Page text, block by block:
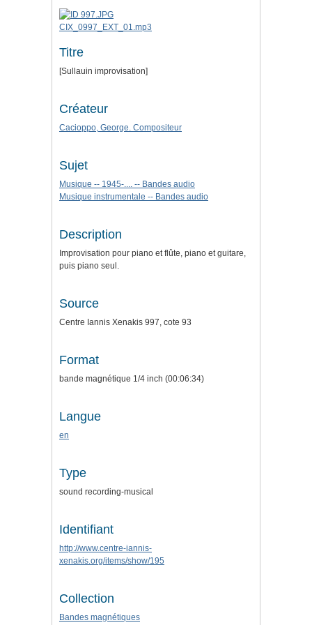
CIX_0997_EXT_01.mp3
Titre
[Sullauin improvisation]
Créateur
Cacioppo, George. Compositeur
Sujet
Musique -- 1945-.... -- Bandes audio
Musique instrumentale -- Bandes audio
Description
Improvisation pour piano et flûte, piano et guitare,
puis piano seul.
Source
Centre Iannis Xenakis 997, cote 93
Format
bande magnétique 1/4 inch (00:06:34)
Langue
en
Type
sound recording-musical
Identifiant
http://www.centre-iannis-
xenakis.org/items/show/195
Collection
Bandes magnétiques